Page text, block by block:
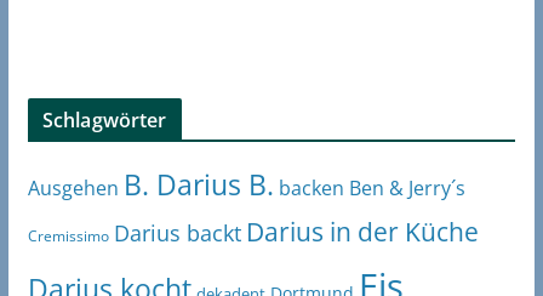
Schlagwörter
Ausgehen B. Darius B. backen Ben & Jerry´s
Cremissimo Darius backt Darius in der Küche